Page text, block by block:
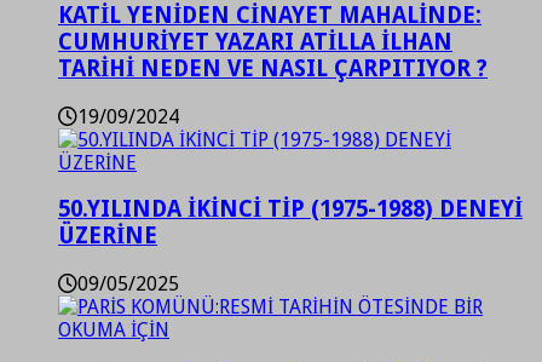
KATİL YENİDEN CİNAYET MAHALİNDE:
CUMHURİYET YAZARI ATİLLA İLHAN
TARİHİ NEDEN VE NASIL ÇARPITIYOR ?
19/09/2024
50.YILINDA İKİNCİ TİP (1975-1988) DENEYİ
ÜZERİNE
09/05/2025